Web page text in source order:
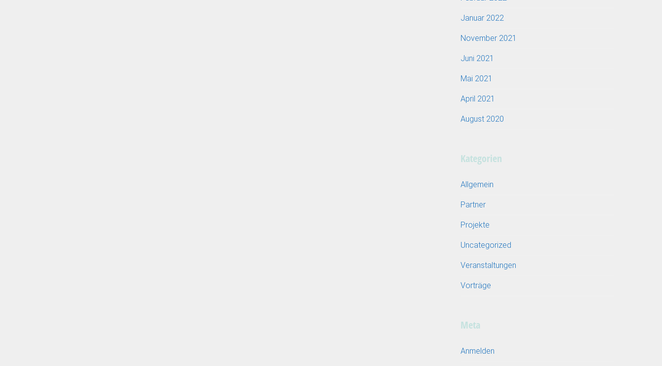
Januar 2022
November 2021
Juni 2021
Mai 2021
April 2021
August 2020
Kategorien
Allgemein
Partner
Projekte
Uncategorized
Veranstaltungen
Vorträge
Meta
Anmelden